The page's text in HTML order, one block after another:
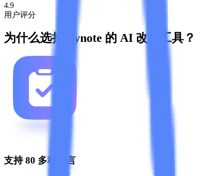
4.9
用户评分
为什么选择 Lynote 的 AI 改写工具？
支持 80 多种语言